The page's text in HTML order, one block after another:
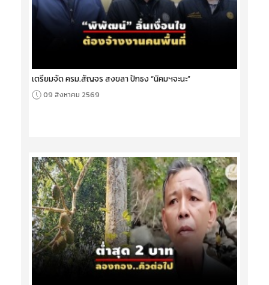
เตรียมจัด ครม.สัญจร สงขลา ปักธง “นิคมฯจะนะ”
09 สิงหาคม 2569